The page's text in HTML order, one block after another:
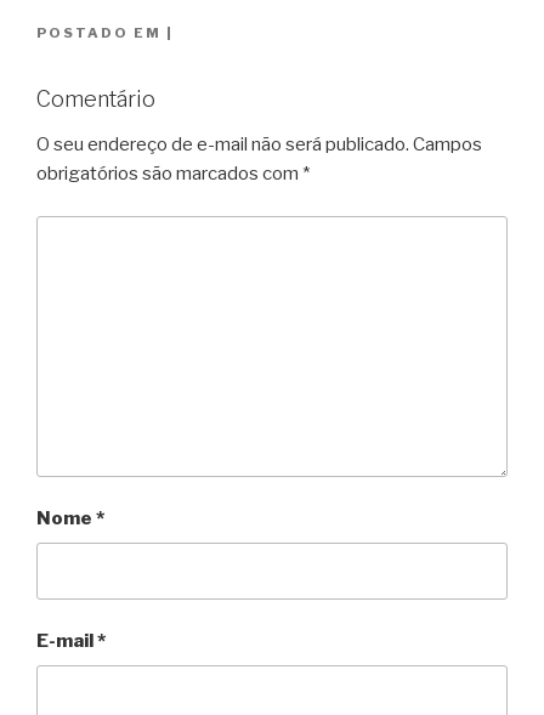
POSTADO EM |
Comentário
O seu endereço de e-mail não será publicado. Campos
obrigatórios são marcados com *
Nome *
E-mail*